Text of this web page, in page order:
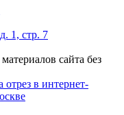
1, стр. 7
сайта без
в интернет-